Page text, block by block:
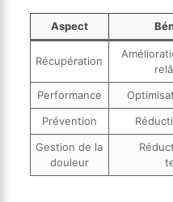
Aspect
Récupération
Performance
Prévention
Gestion de la
douleur